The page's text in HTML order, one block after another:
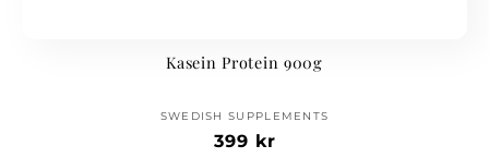
Kasein Protein 900g
SWEDISH SUPPLEMENTS
Normalpris
399 kr